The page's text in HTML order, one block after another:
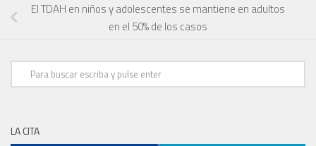
El TDAH en niños y adolescentes se mantiene en adultos
en el 50% de los casos
LA CITA